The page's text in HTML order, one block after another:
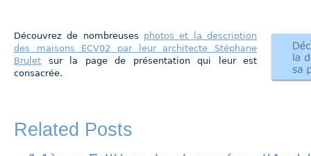
Découvrez de nombreuses photos et la description
des maisons ECV02 par leur architecte Stéphane
Brulet sur la page de présentation qui leur est
consacrée.
Related Posts